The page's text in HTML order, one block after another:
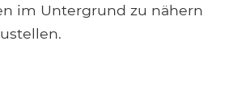
im Untergrund zu nähern